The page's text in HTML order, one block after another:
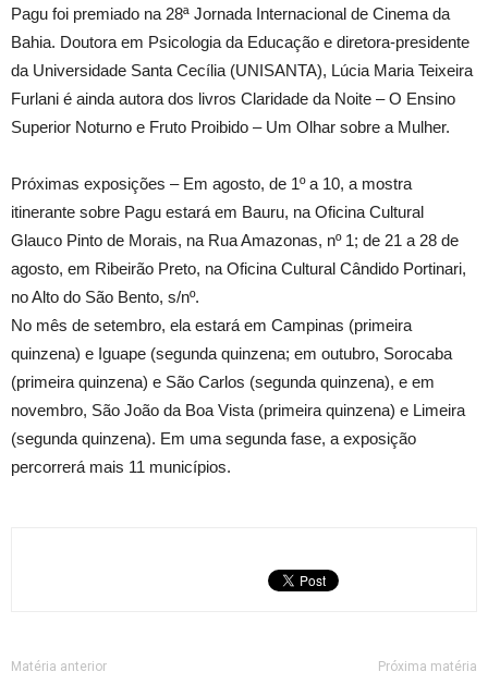
Pagu foi premiado na 28ª Jornada Internacional de Cinema da
Bahia. Doutora em Psicologia da Educação e diretora-presidente
da Universidade Santa Cecília (UNISANTA), Lúcia Maria Teixeira
Furlani é ainda autora dos livros Claridade da Noite – O Ensino
Superior Noturno e Fruto Proibido – Um Olhar sobre a Mulher.
Próximas exposições – Em agosto, de 1º a 10, a mostra
itinerante sobre Pagu estará em Bauru, na Oficina Cultural
Glauco Pinto de Morais, na Rua Amazonas, nº 1; de 21 a 28 de
agosto, em Ribeirão Preto, na Oficina Cultural Cândido Portinari,
no Alto do São Bento, s/nº.
No mês de setembro, ela estará em Campinas (primeira
quinzena) e Iguape (segunda quinzena; em outubro, Sorocaba
(primeira quinzena) e São Carlos (segunda quinzena), e em
novembro, São João da Boa Vista (primeira quinzena) e Limeira
(segunda quinzena). Em uma segunda fase, a exposição
percorrerá mais 11 municípios.
Matéria anterior Próxima matéria